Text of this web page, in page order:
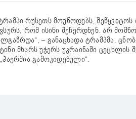
რუსეთს მოუწოდებს, შეწყვიტოს
რომ ისინი შეჩერდნენ. არ
– განაცხადა ტრამპმა.
მხარს უჭერს უკრაინაში ცეცხლის
გამოკიდებული“.